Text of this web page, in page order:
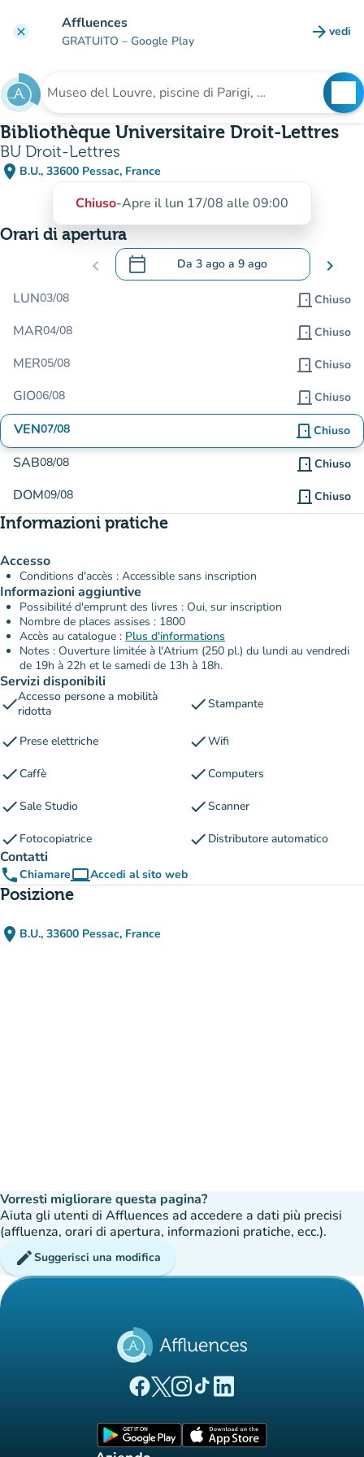
clear Affluences
GRATUITO – Google Play arrow_forward vedi
Cerca una struttura
Bibliothèque Universitaire Droit-Lettres
BU Droit-Lettres
place B.U., 33600 Pessac, France
(apri in Google Maps)
(nuova scheda)
Chiuso-Apre il lun 17/08 alle 09:00
Orari di apertura
chevron_left calendar_today Da 3 ago a 9 ago
.Aprire il calendario per modificare le
chevron_right
LUN03/08 door_front Chiuso
MAR04/08 door_front Chiuso
MER05/08 door_front Chiuso
GIO06/08 door_front Chiuso
VEN07/08 door_front Chiuso
SAB08/08 door_front Chiuso
DOM09/08 door_front Chiuso
Informazioni pratiche
Accesso
Conditions d'accès : Accessible sans inscription
Informazioni aggiuntive
Possibilité d'emprunt des livres : Oui, sur inscription
Nombre de places assises : 1800
Accès au catalogue : Plus d'informations
Notes : Ouverture limitée à l'Atrium (250 pl.) du lundi au vendredi
de 19h à 22h et le samedi de 13h à 18h.
Servizi disponibili
checkAccesso persone a mobilità
ridotta
checkStampante
check Prese elettriche checkWifi
checkCaffè checkComputers
checkSale Studio checkScanner
check Fotocopiatrice check Distributore automatico
Contatti
phoneChiamarecomputerAccedi al sito web
(nuova scheda)
Posizione
place B.U., 33600 Pessac, France
(apri in Google Maps)
(nuova scheda)
Vorresti migliorare questa pagina?
Aiuta gli utenti di Affluences ad accedere a dati più precisi
(affluenza, orari di apertura, informazioni pratiche, ecc.).
editSuggerisci una modifica
(nuova scheda)
(nuova scheda)
(nuova scheda)
(nuova scheda)
(nuova scheda)